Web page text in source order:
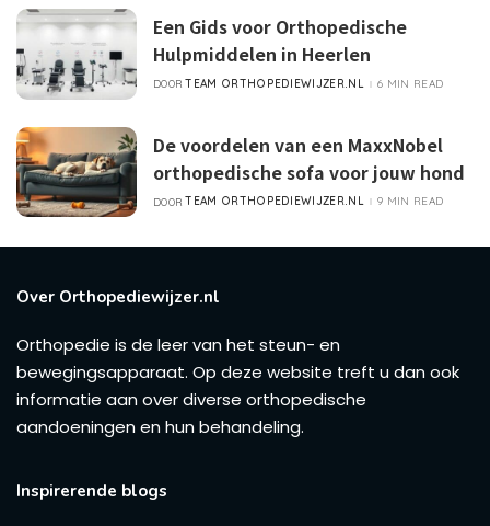
Een Gids voor Orthopedische
Hulpmiddelen in Heerlen
POSTED
DOOR TEAM ORTHOPEDIEWIJZER.NL 6 MIN READ
De voordelen van een MaxxNobel
orthopedische sofa voor jouw hond
POSTED
DOOR TEAM ORTHOPEDIEWIJZER.NL 9 MIN READ
Over Orthopediewijzer.nl
Orthopedie is de leer van het steun- en
bewegingsapparaat. Op deze website treft u dan ook
informatie aan over diverse orthopedische
aandoeningen en hun behandeling.
Inspirerende blogs